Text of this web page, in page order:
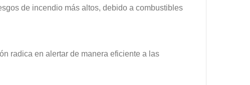
de incendio más altos, debido a combustibles
radica en alertar de manera eficiente a las